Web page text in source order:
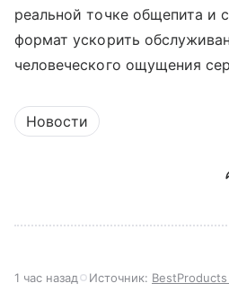
реальной точке общепита и
формат ускорить
человеческого ощущения
Новости
1 час назад Источник: BestProducts